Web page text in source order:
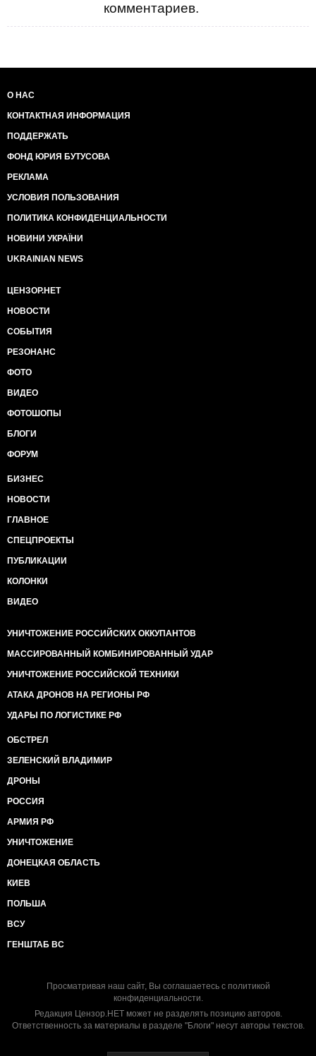
комментариев.
О НАС
КОНТАКТНАЯ ИНФОРМАЦИЯ
ПОДДЕРЖАТЬ
ФОНД ЮРИЯ БУТУСОВА
РЕКЛАМА
УСЛОВИЯ ПОЛЬЗОВАНИЯ
ПОЛИТИКА КОНФИДЕНЦИАЛЬНОСТИ
НОВИНИ УКРАЇНИ
UKRAINIAN NEWS
ЦЕНЗОР.НЕТ
НОВОСТИ
СОБЫТИЯ
РЕЗОНАНС
ФОТО
ВИДЕО
ФОТОШОПЫ
БЛОГИ
ФОРУМ
БИЗНЕС
НОВОСТИ
ГЛАВНОЕ
СПЕЦПРОЕКТЫ
ПУБЛИКАЦИИ
КОЛОНКИ
ВИДЕО
УНИЧТОЖЕНИЕ РОССИЙСКИХ ОККУПАНТОВ
МАССИРОВАННЫЙ КОМБИНИРОВАННЫЙ УДАР
УНИЧТОЖЕНИЕ РОССИЙСКОЙ ТЕХНИКИ
АТАКА ДРОНОВ НА РЕГИОНЫ РФ
УДАРЫ ПО ЛОГИСТИКЕ РФ
ОБСТРЕЛ
ЗЕЛЕНСКИЙ ВЛАДИМИР
ДРОНЫ
РОССИЯ
АРМИЯ РФ
УНИЧТОЖЕНИЕ
ДОНЕЦКАЯ ОБЛАСТЬ
КИЕВ
ПОЛЬША
ВСУ
ГЕНШТАБ ВС
Просматривая наш сайт, Вы соглашаетесь с политикой
конфиденциальности.
Редакция Цензор.НЕТ может не разделять позицию авторов.
Ответственность за материалы в разделе "Блоги" несут авторы текстов.